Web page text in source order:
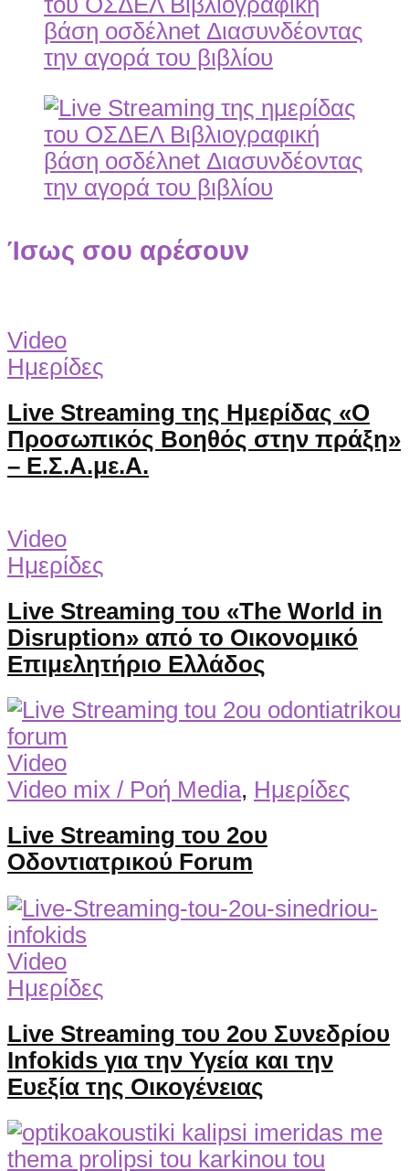
Ίσως σου αρέσουν
Video
Ημερίδες
Live Streaming της Ημερίδας «Ο
Προσωπικός Βοηθός στην πράξη»
– Ε.Σ.Α.με.Α.
Video
Ημερίδες
Live Streaming του «The World in
Disruption» από το Οικονομικό
Επιμελητήριο Ελλάδος
Video
Video mix / Ροή Media, Ημερίδες
Live Streaming του 2ου
Οδοντιατρικού Forum
Video
Ημερίδες
Live Streaming του 2ου Συνεδρίου
Infokids για την Υγεία και την
Ευεξία της Οικογένειας